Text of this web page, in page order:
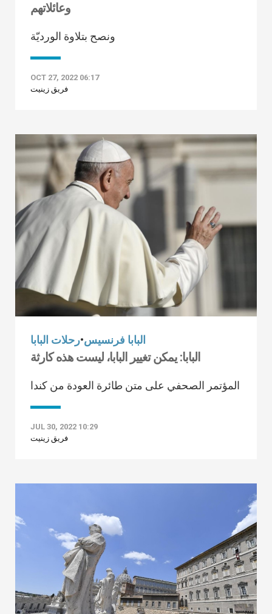
وعائلاتهم
ونصح بتلاوة الورديّة
OCT 27, 2022 06:17
فريق زينيت
البابا فرنسيس•رحلات البابا
البابا: يمكن تغيير البابا، ليست هذه كارثة
المؤتمر الصحفي على متن طائرة العودة من كندا
JUL 30, 2022 10:29
فريق زينيت